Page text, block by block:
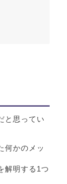
と思ってい
何かのメッ
解明する1つ